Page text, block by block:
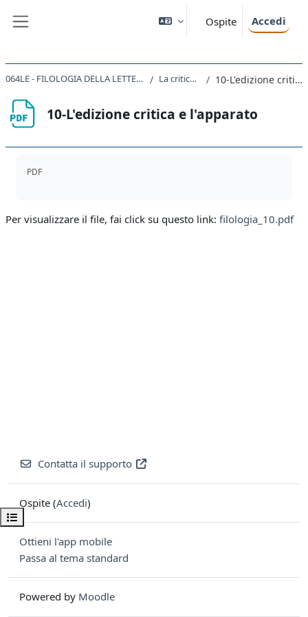
Ospite Accedi
Apri indice del corso
064LE - FILOLOGIA DELLA LETTERATURA ITALIANA 2020 La critica del testo 10-L'edizione critica e l'apparato
10-L'edizione critica e l'apparato
PDF
Per visualizzare il file, fai click su questo link: filologia_10.pdf
Contatta il supporto
Ospite (Accedi)
Ottieni l'app mobile
Passa al tema standard
Powered by Moodle